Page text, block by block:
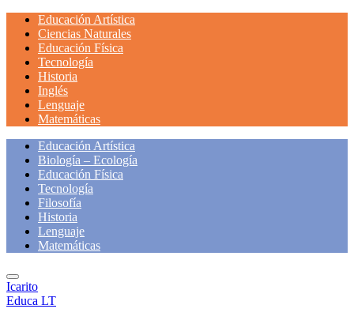
Educación Artística
Ciencias Naturales
Educación Física
Tecnología
Historia
Inglés
Lenguaje
Matemáticas
Educación Artística
Biología – Ecología
Educación Física
Tecnología
Filosofía
Historia
Lenguaje
Matemáticas
Icarito
Educa LT